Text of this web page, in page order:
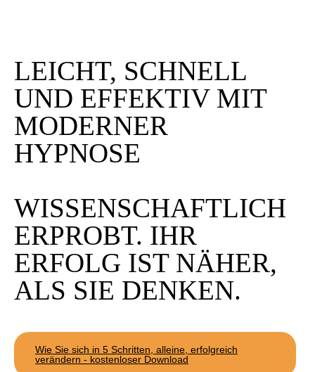
LEICHT, SCHNELL
UND EFFEKTIV MIT
MODERNER
HYPNOSE
WISSENSCHAFTLICH
ERPROBT. IHR
ERFOLG IST NÄHER,
ALS SIE DENKEN.
Wie Sie sich in 5 Schritten, alleine, erfolgreich
verändern - kostenloser Download